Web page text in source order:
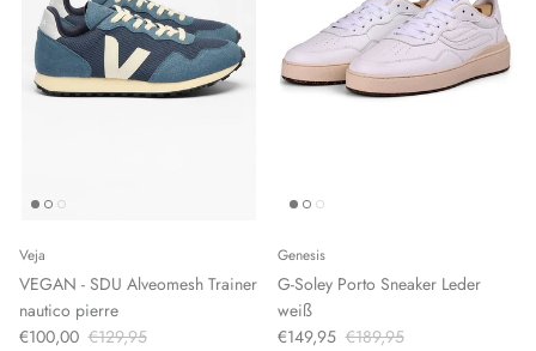
Veja
VEGAN - SDU Alveomesh Trainer
nautico pierre
€100,00 €129,95
Genesis
G-Soley Porto Sneaker Leder
weiß
€149,95 €189,95